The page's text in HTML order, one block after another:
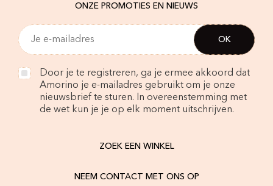
ONZE PROMOTIES EN NIEUWS
Door je te registreren, ga je ermee akkoord dat
Amorino je e-mailadres gebruikt om je onze
nieuwsbrief te sturen. In overeenstemming met
de wet kun je je op elk moment uitschrijven.
ZOEK EEN WINKEL
NEEM CONTACT MET ONS OP